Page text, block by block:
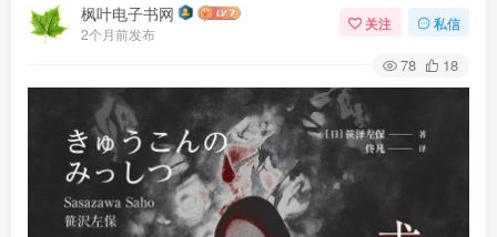
枫叶电子书网
2个月前发布
关注 私信
78 18
登录
没有账号？立即注册